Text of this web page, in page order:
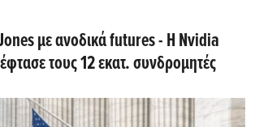
με ανοδικά futures - Η Nvidia
τους 12 εκατ. συνδρομητές